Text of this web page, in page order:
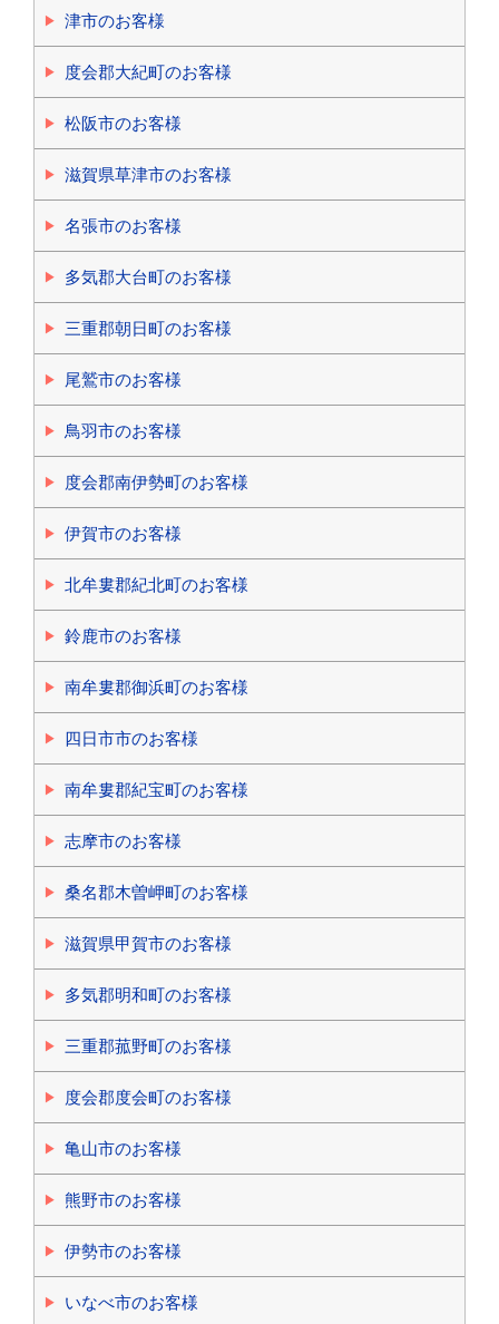
津市のお客様
度会郡大紀町のお客様
松阪市のお客様
滋賀県草津市のお客様
名張市のお客様
多気郡大台町のお客様
三重郡朝日町のお客様
尾鷲市のお客様
鳥羽市のお客様
度会郡南伊勢町のお客様
伊賀市のお客様
北牟婁郡紀北町のお客様
鈴鹿市のお客様
南牟婁郡御浜町のお客様
四日市市のお客様
南牟婁郡紀宝町のお客様
志摩市のお客様
桑名郡木曽岬町のお客様
滋賀県甲賀市のお客様
多気郡明和町のお客様
三重郡菰野町のお客様
度会郡度会町のお客様
亀山市のお客様
熊野市のお客様
伊勢市のお客様
いなべ市のお客様